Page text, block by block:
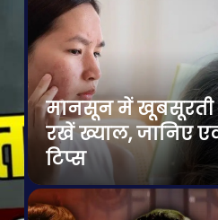
मानसून में खूबसूरती
रखें ख्याल, जानिए
टिप्स